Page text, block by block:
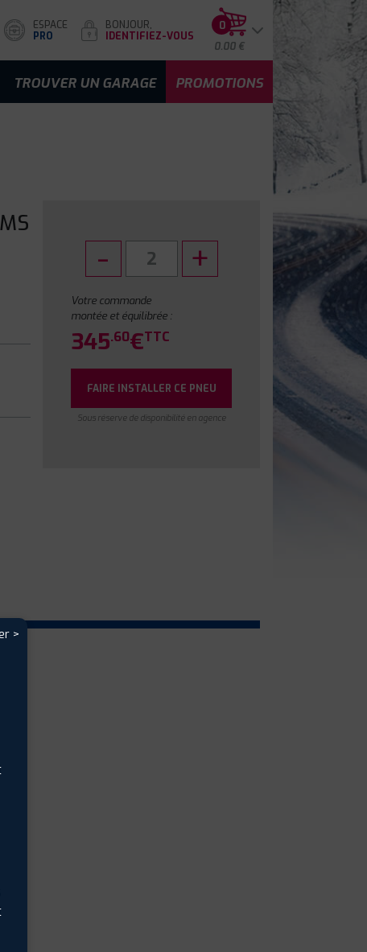
ESPACE
PRO
BONJOUR,
IDENTIFIEZ-VOUS
0
0.00 €
TROUVER UN GARAGE PROMOTIONS
Votre commande
montée et équilibrée :
345.60€TTC
FAIRE INSTALLER CE PNEU
Sous réserve de disponibilité en agence
>